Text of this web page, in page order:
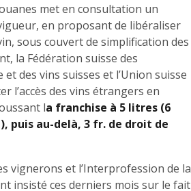
met en consultation un
en proposant de libéraliser
sous couvert de simplification des
la Fédération suisse des
des vins suisses et l’Union suisse
l’accès des vins étrangers en
la franchise à 5 litres (6
puis au-delà, 3 fr. de droit de
vignerons et l’Interprofession de la
insisté ces derniers mois sur le fait